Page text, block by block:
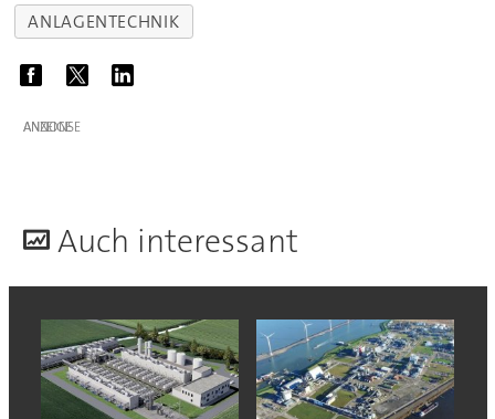
ANLAGENTECHNIK
ANZEIGE
Auch interessant